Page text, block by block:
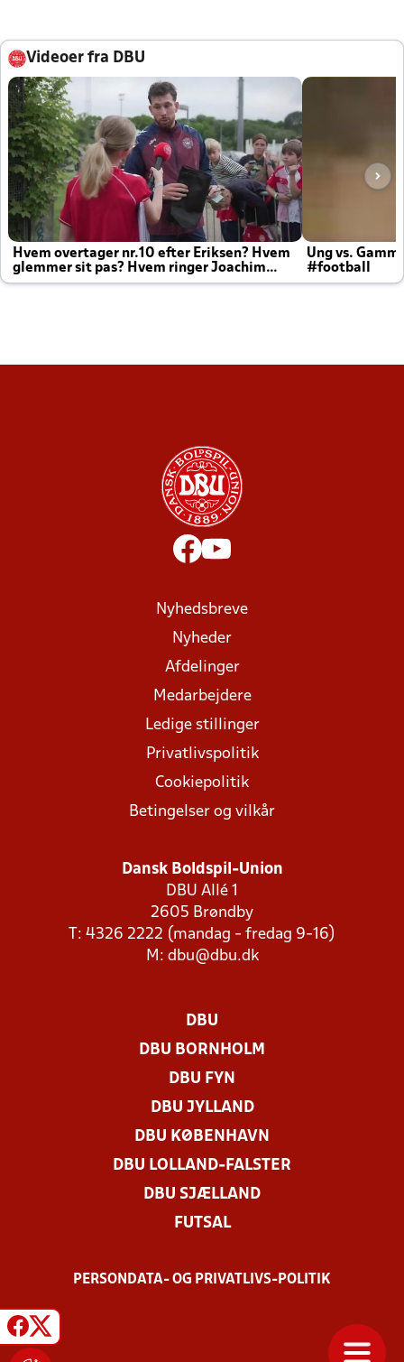
Videoer fra DBU
Hvem overtager nr.10 efter Eriksen? Hvem
glemmer sit pas? Hvem ringer Joachim
altid til efter kampe?
Ung vs.
#football
Nyhedsbreve
Nyheder
Afdelinger
Medarbejdere
Ledige stillinger
Privatlivspolitik
Cookiepolitik
Betingelser og vilkår
Dansk Boldspil-Union
DBU Allé 1
2605 Brøndby
T: 4326 2222 (mandag - fredag 9-16)
M: dbu@dbu.dk
DBU
DBU BORNHOLM
DBU FYN
DBU JYLLAND
DBU KØBENHAVN
DBU LOLLAND-FALSTER
DBU SJÆLLAND
FUTSAL
PERSONDATA- OG PRIVATLIVS-POLITIK